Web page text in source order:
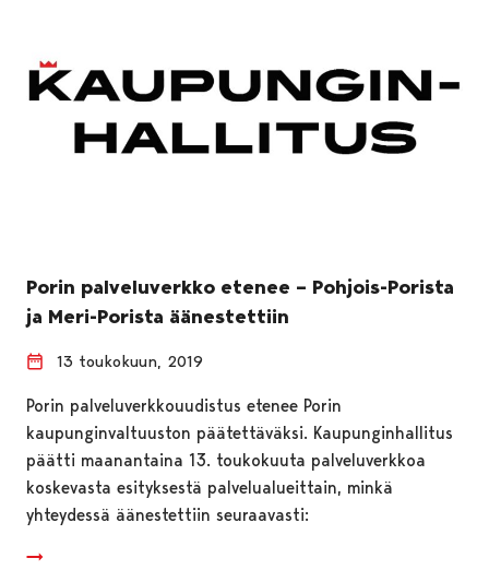
Porin palveluverkko etenee – Pohjois-Porista
ja Meri-Porista äänestettiin
13 toukokuun, 2019
Porin palveluverkkouudistus etenee Porin
kaupunginvaltuuston päätettäväksi. Kaupunginhallitus
päätti maanantaina 13. toukokuuta palveluverkkoa
koskevasta esityksestä palvelualueittain, minkä
yhteydessä äänestettiin seuraavasti: